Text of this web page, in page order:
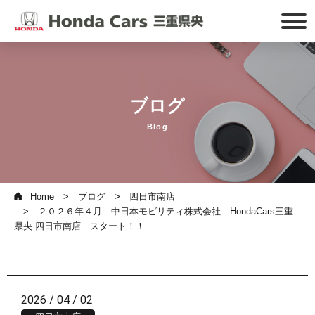
ブログ
Blog
Home ブログ
四日市南店
２０２６年４月 中日本モビリティ株式会社 HondaCars三重
県央 四日市南店 スタート！！
2026 / 04 / 02